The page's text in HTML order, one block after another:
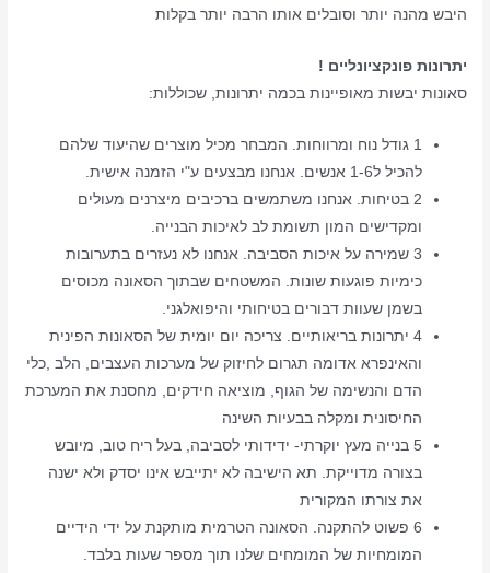
היבש מהנה יותר וסובלים אותו הרבה יותר בקלות
יתרונות פונקציונליים !
סאונות יבשות מאופיינות בכמה יתרונות, שכוללות:
1 גודל נוח ומרווחות. המבחר מכיל מוצרים שהיעוד שלהם
להכיל ל1-6 אנשים. אנחנו מבצעים ע"י הזמנה אישית.
2 בטיחות. אנחנו משתמשים ברכיבים מיצרנים מעולים
ומקדישים המון תשומת לב לאיכות הבנייה.
3 שמירה על איכות הסביבה. אנחנו לא נעזרים בתערובות
כימיות פוגעות שונות. המשטחים שבתוך הסאונה מכוסים
בשמן שעוות דבורים בטיחותי והיפואלגני.
4 יתרונות בריאותיים. צריכה יום יומית של הסאונות הפינית
והאינפרא אדומה תגרום לחיזוק של מערכות העצבים, הלב ,כלי
הדם והנשימה של הגוף, מוציאה חידקים, מחסנת את המערכת
החיסונית ומקלה בבעיות השינה
5 בנייה מעץ יוקרתי- ידידותי לסביבה, בעל ריח טוב, מיובש
בצורה מדוייקת. תא הישיבה לא יתייבש אינו יסדק ולא ישנה
את צורתו המקורית
6 פשוט להתקנה. הסאונה הטרמית מותקנת על ידי הידיים
המומחיות של המומחים שלנו תוך מספר שעות בלבד.